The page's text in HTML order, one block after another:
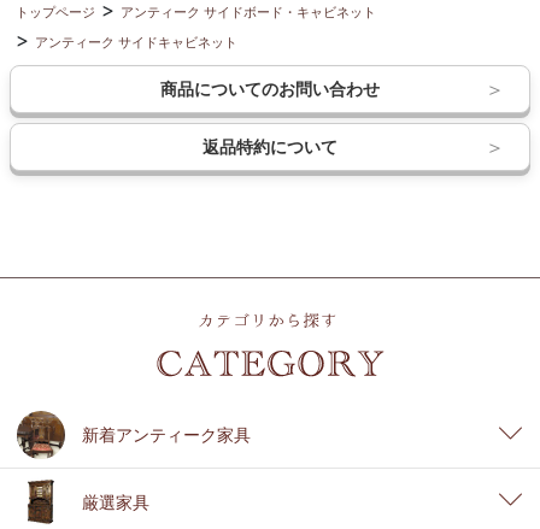
トップページ
アンティーク サイドボード・キャビネット
アンティーク サイドキャビネット
商品についてのお問い合わせ
返品特約について
新着アンティーク家具
厳選家具